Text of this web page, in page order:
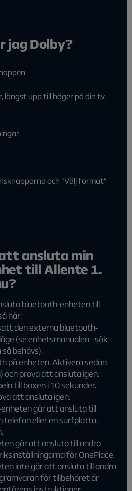
jag Dolby?
längst upp till höger på din tv-
och "Välj format"
ansluta min
till Allente 1.
bluetooth-enheten till
här:
den externa bluetooth-
(se enhetsmanualen - sök
behövs).
på enheten. Aktivera sedan
och prova att ansluta igen.
till boxen i 10 sekunder.
att ansluta igen.
går att ansluta till
telefon eller en surfplatta.
går att ansluta till andra
för OnePlace.
inte går att ansluta till andra
för tillbehöret är